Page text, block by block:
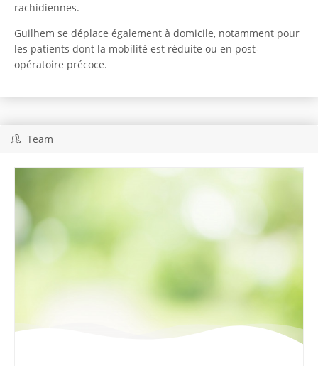
rachidiennes.
Guilhem se déplace également à domicile, notamment pour
les patients dont la mobilité est réduite ou en post-
opératoire précoce.
Team